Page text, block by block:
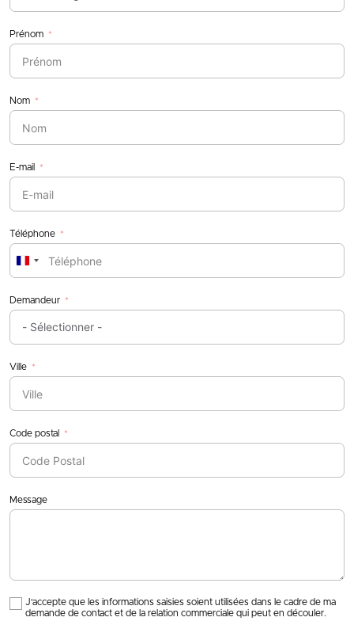
Prénom
Nom
E-mail
Téléphone
France
Demandeur
Ville
Code postal
Message
J'accepte que les informations saisies soient utilisées dans le cadre de ma
demande de contact et de la relation commerciale qui peut en découler.